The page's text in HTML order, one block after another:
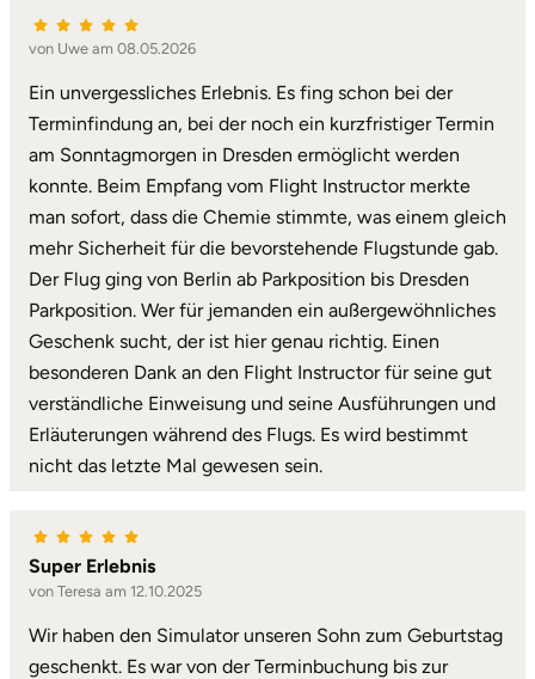
von Uwe am 08.05.2026
Ein unvergessliches Erlebnis. Es fing schon bei der
Terminfindung an, bei der noch ein kurzfristiger Termin
am Sonntagmorgen in Dresden ermöglicht werden
konnte. Beim Empfang vom Flight Instructor merkte
man sofort, dass die Chemie stimmte, was einem gleich
mehr Sicherheit für die bevorstehende Flugstunde gab.
Der Flug ging von Berlin ab Parkposition bis Dresden
Parkposition. Wer für jemanden ein außergewöhnliches
Geschenk sucht, der ist hier genau richtig. Einen
besonderen Dank an den Flight Instructor für seine gut
verständliche Einweisung und seine Ausführungen und
Erläuterungen während des Flugs. Es wird bestimmt
nicht das letzte Mal gewesen sein.
Super Erlebnis
von Teresa am 12.10.2025
Wir haben den Simulator unseren Sohn zum Geburtstag
geschenkt. Es war von der Terminbuchung bis zur
Karlsruhe
Kempten
Kerken
Kiel
Koblenz
Kronach
Kulmbach
Köln
Landkreis Rostock